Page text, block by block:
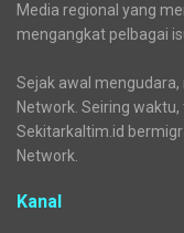
Media regional yang
mengangkat pelbagai
Sejak awal mengudara,
Network. Seiring
Sekitarkaltim.id
Network.
Kanal